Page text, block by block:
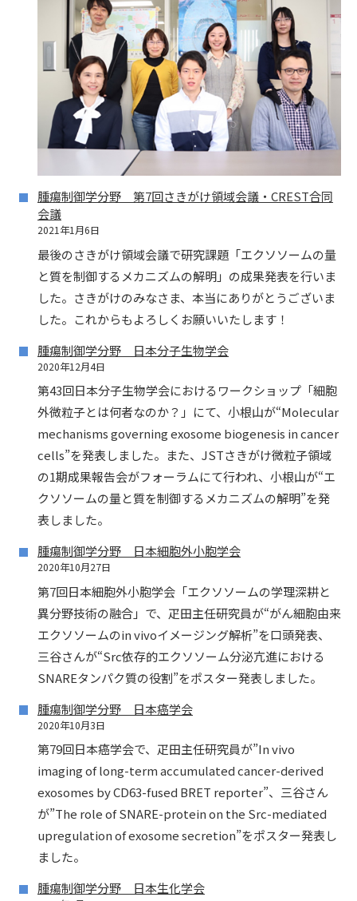
腫瘍制御学分野 第7回さきがけ領域会議・CREST合同
会議
2021年1月6日
最後のさきがけ領域会議で研究課題「エクソソームの量
と質を制御するメカニズムの解明」の成果発表を行いま
した。さきがけのみなさま、本当にありがとうございま
した。これからもよろしくお願いいたします！
腫瘍制御学分野 日本分子生物学会
2020年12月4日
第43回日本分子生物学会におけるワークショップ「細胞
外微粒子とは何者なのか？」にて、小根山が“Molecular
mechanisms governing exosome biogenesis in cancer
cells”を発表しました。また、JSTさきがけ微粒子領域
の1期成果報告会がフォーラムにて行われ、小根山が“エ
クソソームの量と質を制御するメカニズムの解明”を発
表しました。
腫瘍制御学分野 日本細胞外小胞学会
2020年10月27日
第7回日本細胞外小胞学会「エクソソームの学理深耕と
異分野技術の融合」で、疋田主任研究員が“がん細胞由来
エクソソームのin vivoイメージング解析”を口頭発表、
三谷さんが“Src依存的エクソソーム分泌亢進における
SNAREタンパク質の役割”をポスター発表しました。
腫瘍制御学分野 日本癌学会
2020年10月3日
第79回日本癌学会で、疋田主任研究員が”In vivo
imaging of long-term accumulated cancer-derived
exosomes by CD63-fused BRET reporter”、三谷さん
が”The role of SNARE-protein on the Src-mediated
upregulation of exosome secretion”をポスター発表し
ました。
腫瘍制御学分野 日本生化学会